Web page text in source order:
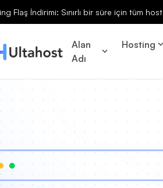
Flaş İndirimi: Sınırlı bir süre için tüm
Alan
Adı
Hosting